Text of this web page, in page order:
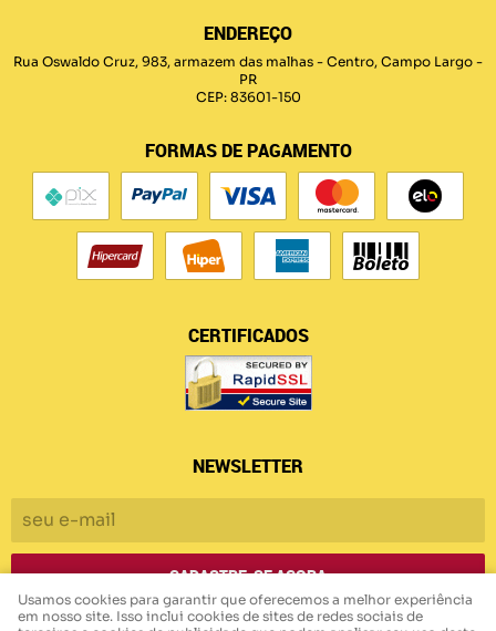
ENDEREÇO
Rua Oswaldo Cruz, 983, armazem das malhas - Centro, Campo Largo -
PR
CEP: 83601-150
FORMAS DE PAGAMENTO
CERTIFICADOS
NEWSLETTER
CADASTRE-SE AGORA
Usamos cookies para garantir que oferecemos a melhor experiência
em nosso site. Isso inclui cookies de sites de redes sociais de